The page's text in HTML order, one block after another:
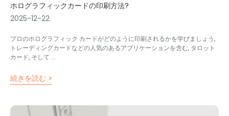
ホログラフィックカードの印刷方法?
2025-12-22
プロのホログラフィック カードがどのように印刷されるかを学びましょう,
トレーディングカードなどの人気のあるアプリケーションを含む, タロット
カード, そして ...
続きを読む >